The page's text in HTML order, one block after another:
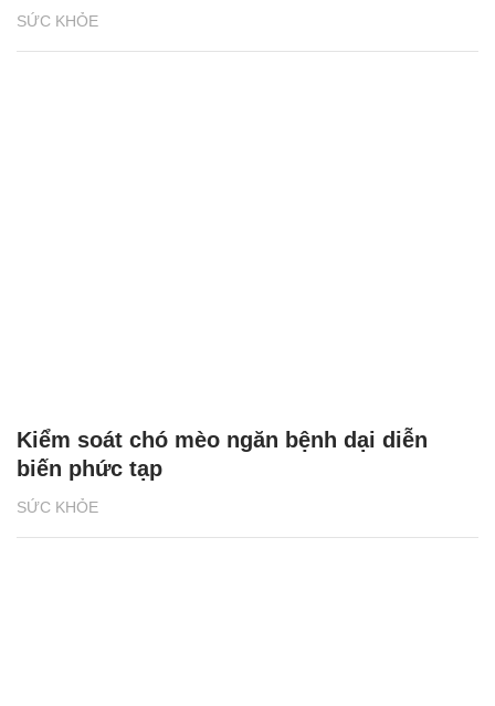
SỨC KHỎE
SỨC KHỎE
Kiểm soát chó mèo ngăn bệnh dại diễn
biến phức tạp